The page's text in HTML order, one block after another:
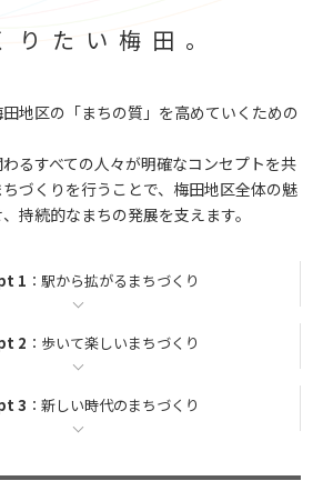
りたい梅田。
地区の「まちの質」を高めていくための
るすべての人々が明確なコンセプトを共
づくりを行うことで、 梅田地区全体の魅
持続的なまちの発展を支えます。
1 ：駅から拡がるまちづくり
2 ：歩いて楽しいまちづくり
3 ：新しい時代のまちづくり